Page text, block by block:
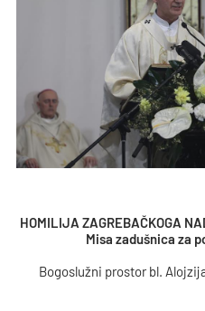
HOMILIJA ZAGREBAČKOGA
Misa zadušnica za
Bogoslužni prostor bl.